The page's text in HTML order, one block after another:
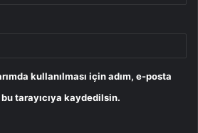
kullanılması için adım, e-posta
tarayıcıya kaydedilsin.